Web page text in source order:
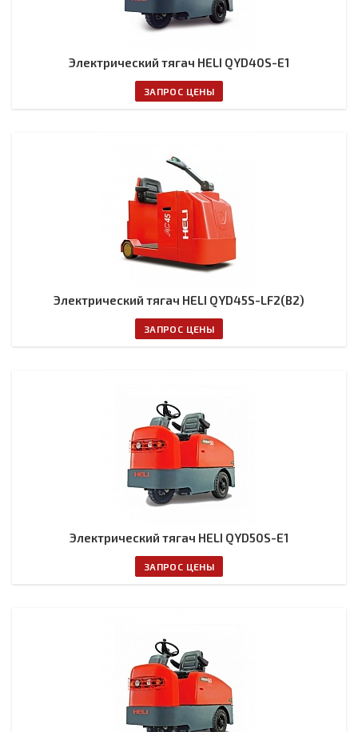
Электрический тягач HELI QYD40S-E1
ЗАПРОС ЦЕНЫ
Электрический тягач HELI QYD45S-LF2(B2)
ЗАПРОС ЦЕНЫ
Электрический тягач HELI QYD50S-E1
ЗАПРОС ЦЕНЫ